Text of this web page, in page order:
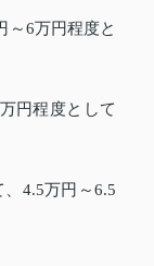
～6万円程度と
円程度として
4.5万円～6.5